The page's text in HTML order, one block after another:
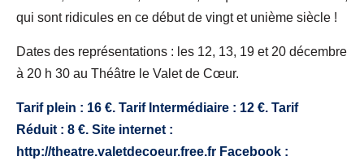
qui sont ridicules en ce début de vingt et unième siècle !
Dates des représentations : les 12, 13, 19 et 20 décembre
à 20 h 30 au Théâtre le Valet de Cœur.
Tarif plein : 16 €. Tarif Intermédiaire : 12 €. Tarif
Réduit : 8 €. Site internet :
http://theatre.valetdecoeur.free.fr Facebook :